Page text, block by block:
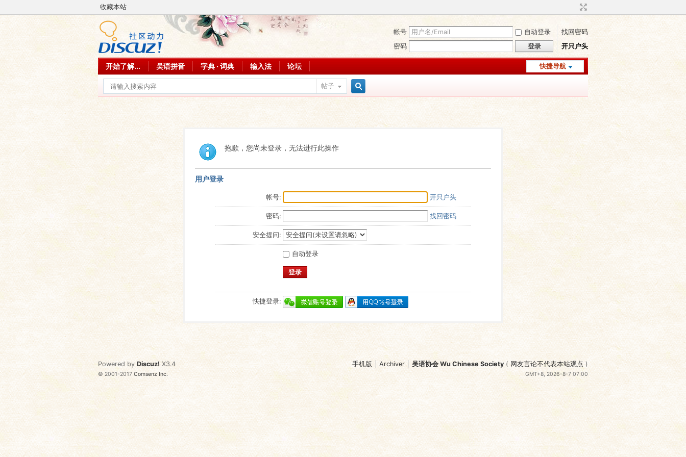
收藏本站
帐号 自动登录
找回密码
密码
登录 开只户头
快捷导航
开始了解... 吴语拼音 字典 · 词典 输入法 论坛
帖子
抱歉，您尚未登录，无法进行此操作
用户登录
帐号: 开只户头
密码: 找回密码
安全提问:
自动登录
登录
快捷登录:
手机版 Archiver 吴语协会 Wu Chinese Society ( 网友言论不代表本站观点 )
GMT+8, 2026-8-7 07:00
Powered by Discuz! X3.4
© 2001-2017Comsenz Inc.